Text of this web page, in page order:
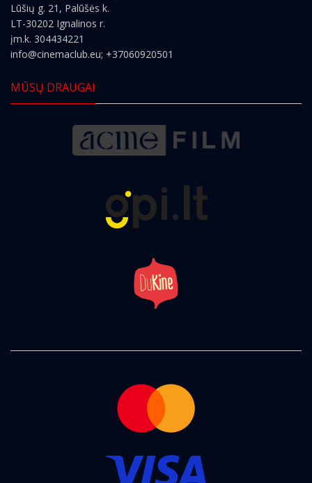
Lūšių g. 21, Palūšės k.
LT-30202 Ignalinos r.
įm.k. 304434221
info@cinemaclub.eu; +37060920501
MŪSŲ DRAUGAI